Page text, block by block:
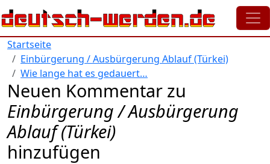
Direkt zum Inhalt
Startseite
Einbürgerung / Ausbürgerung Ablauf (Türkei)
Wie lange hat es gedauert…
Neuen Kommentar zu
Einbürgerung / Ausbürgerung
Ablauf (Türkei)
hinzufügen